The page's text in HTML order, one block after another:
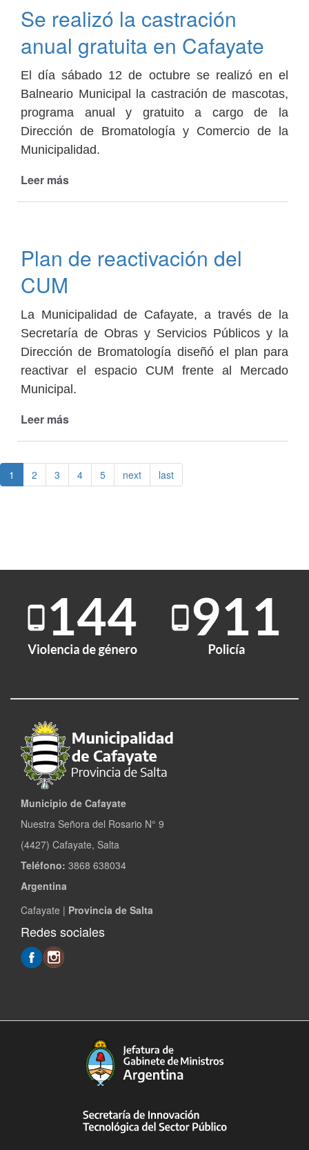
el
CUM
Se realizó la castración
anual gratuita en Cafayate
El día sábado 12 de octubre se realizó en el
Balneario Municipal la castración de mascotas,
programa anual y gratuito a cargo de la
Dirección de Bromatología y Comercio de la
Municipalidad.
Leer más
anual
gratuita
Plan de reactivación del
CUM
La Municipalidad de Cafayate, a través de la
Secretaría de Obras y Servicios Públicos y la
Dirección de Bromatología diseñó el plan para
reactivar el espacio CUM frente al Mercado
Municipal.
Leer más
reactivación
del
1 2 3 4 5 next last
Municipio de Cafayate
Nuestra Señora del Rosario N° 9
(4427) Cafayate, Salta
Teléfono: 3868 638034
Argentina
Cafayate | Provincia de Salta
Redes sociales